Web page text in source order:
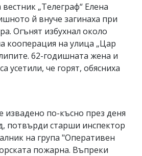
„Телеграф“ Елена
й внуче загинаха при
Огънят избухнал около
на улица „Цар
62-годишната жена и
усетили, че горят, обясниха
извадено по-късно през деня
потвърди старши инспектор
на група "Оперативен
пожарна. Въпреки